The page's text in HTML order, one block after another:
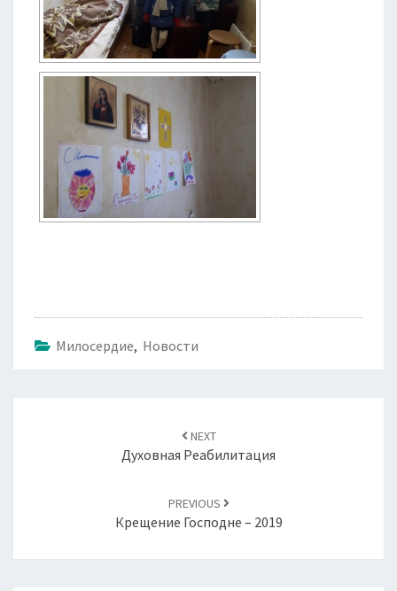
Милосердие, Новости
NEXT
Духовная Реабилитация
PREVIOUS
Крещение Господне – 2019